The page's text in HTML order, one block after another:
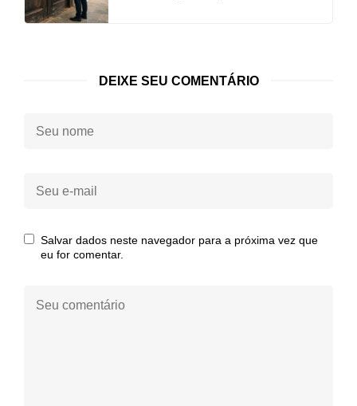
DEIXE SEU COMENTÁRIO
Seu
nome:
Seu
Salvar dados neste navegador para a próxima vez que
eu for comentar.
comentário: